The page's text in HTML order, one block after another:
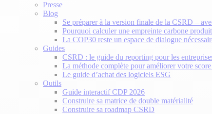
Presse
Blog
Se préparer à la version finale de la CSRD –
Pourquoi calculer une empreinte carbone
La COP30 reste un espace de dialogue
Guides
CSRD : le guide du reporting pour les
La méthode complète pour améliorer votre
Le guide d’achat des logiciels ESG
Outils
Guide interactif CDP 2026
Construire sa matrice de double matérialité
Construire sa roadmap CSRD